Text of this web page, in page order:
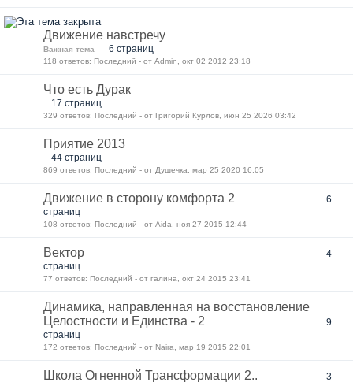
Движение навстречу
Важная тема 6 страниц
118 ответов: Последний - от Admin, окт 02 2012 23:18
Что есть Дурак
17 страниц
329 ответов: Последний - от Григорий Курлов, июн 25 2026 03:42
Приятие 2013
44 страниц
869 ответов: Последний - от Душечка, мар 25 2020 16:05
Движение в сторону комфорта 2
6
страниц
108 ответов: Последний - от Aida, ноя 27 2015 12:44
Вектор
4
страниц
77 ответов: Последний - от галина, окт 24 2015 23:41
Динамика, направленная на восстановление
Целостности и Единства - 2
9
страниц
172 ответов: Последний - от Naira, мар 19 2015 22:01
Школа Огненной Трансформации 2..
3